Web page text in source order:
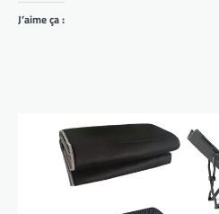
J’aime ça :